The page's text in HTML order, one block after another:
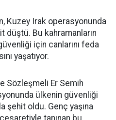
Kuzey Irak operasyonunda
düştü. Bu kahramanların
için canlarını feda
yaşatıyor.
Sözleşmeli Er Semih
ülkenin güvenliği
şehit oldu. Genç yaşına
tanınan bu